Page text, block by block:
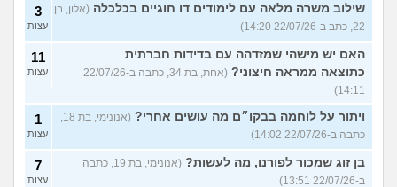
שילוב משרה מלאה עם לימודים דו חוגיים בכלכלה (אלון, בן
22, כתב ב-22/07/26 14:20)
3
עצות
האם יש מישהי שמזדהה עם בדידות חברתית
כתוצאה ממראה חיצוני?
(אחת, בת 34, כתבה ב-22/07/26
14:11)
11
עצות
ויתור על לוחמה בבקו״ם מה עושים אחרי?
(אנונימי, בת 18,
כתבה ב-22/07/26 14:02)
1
עצות
בן זוג שמכור לפורנו, מה לעשות?
(אנונימי, בת 19, כתבה
ב-22/07/26 13:51)
7
עצות